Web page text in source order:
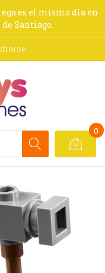
es el mismo día en
Santiago.
0